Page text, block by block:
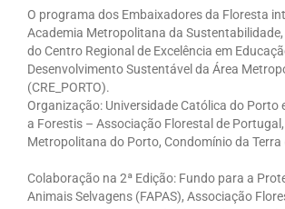
O programa dos Embaixadores da Floresta
Academia Metropolitana da
do Centro Regional de Excelência em
Desenvolvimento Sustentável da Área
(CRE_PORTO).
Organização: Universidade Católica do Porto
a Forestis – Associação Florestal de
Metropolitana do Porto, Condomínio da Terra
Colaboração na 2ª Edição: Fundo para a
Animais Selvagens (FAPAS), Associação